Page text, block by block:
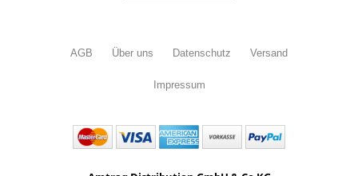
AGB Über uns Datenschutz Versand
Impressum